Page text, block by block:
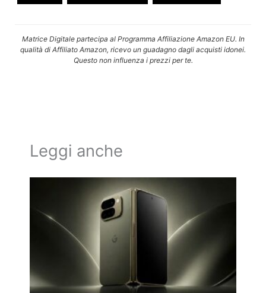
Matrice Digitale partecipa al Programma Affiliazione Amazon EU. In
qualità di Affiliato Amazon, ricevo un guadagno dagli acquisti idonei.
Questo non influenza i prezzi per te.
Leggi anche